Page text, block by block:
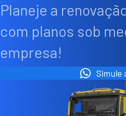
Planeje a
com planos sob
empresa!
Simule